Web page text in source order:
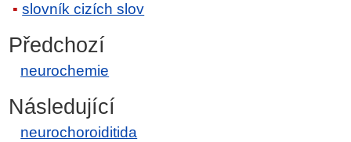
slovník cizích slov
Předchozí
neurochemie
Následující
neurochoroiditida